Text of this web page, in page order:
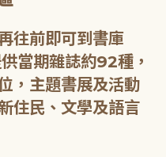
往前即可到書庫
當期雜誌約92種，
，主題書展及活動
住民、文學及語言